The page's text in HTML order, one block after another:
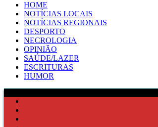
HOME
NOTÍCIAS LOCAIS
NOTÍCIAS REGIONAIS
DESPORTO
NECROLOGIA
OPINIÃO
SAÚDE/LAZER
ESCRITURAS
HUMOR